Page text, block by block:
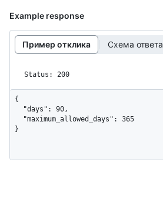
Example response
Пример отклика Схема ответа
Status: 200
{
}